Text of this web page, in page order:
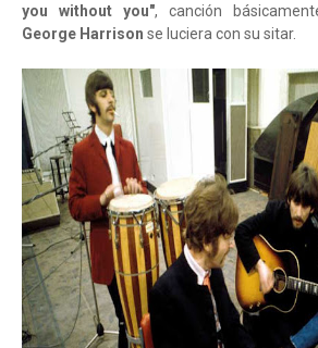
you without you", canción
George Harrison se luciera con su sitar.